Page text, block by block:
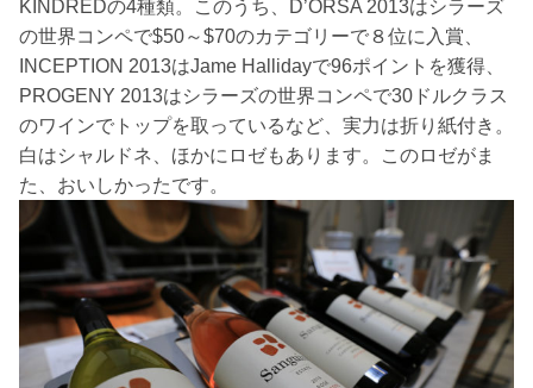
KINDREDの4種類。このうち、D’ORSA 2013はシラーズ
の世界コンペで$50～$70のカテゴリーで８位に入賞、
INCEPTION 2013はJame Hallidayで96ポイントを獲得、
PROGENY 2013はシラーズの世界コンペで30ドルクラス
のワインでトップを取っているなど、実力は折り紙付き。
白はシャルドネ、ほかにロゼもあります。このロゼがま
た、おいしかったです。